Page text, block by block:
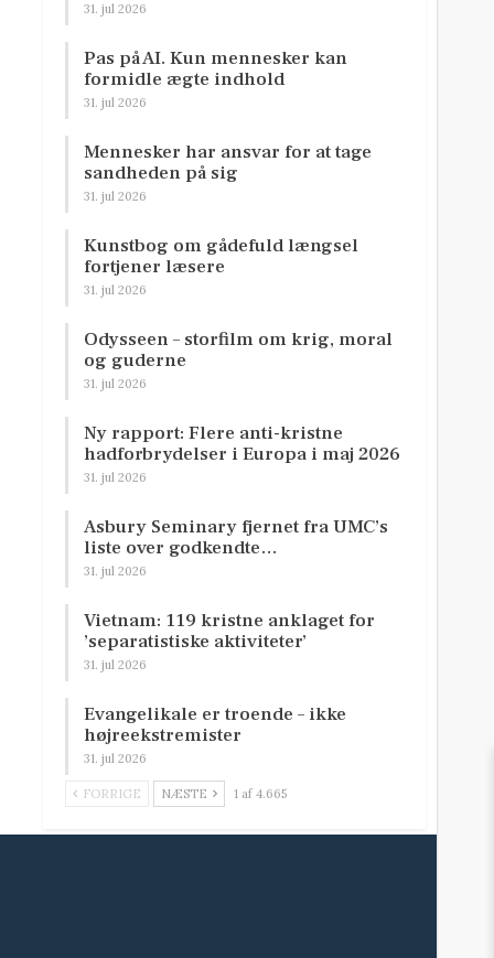
31. jul 2026
Pas på AI. Kun mennesker kan
formidle ægte indhold
31. jul 2026
Mennesker har ansvar for at tage
sandheden på sig
31. jul 2026
Kunstbog om gådefuld længsel
fortjener læsere
31. jul 2026
Odysseen – storfilm om krig, moral
og guderne
31. jul 2026
Ny rapport: Flere anti-kristne
hadforbrydelser i Europa i maj 2026
31. jul 2026
Asbury Seminary fjernet fra UMC’s
liste over godkendte…
31. jul 2026
Vietnam: 119 kristne anklaget for
’separatistiske aktiviteter’
31. jul 2026
Evangelikale er troende – ikke
højreekstremister
31. jul 2026
FORRIGE NÆSTE 1 af 4.665